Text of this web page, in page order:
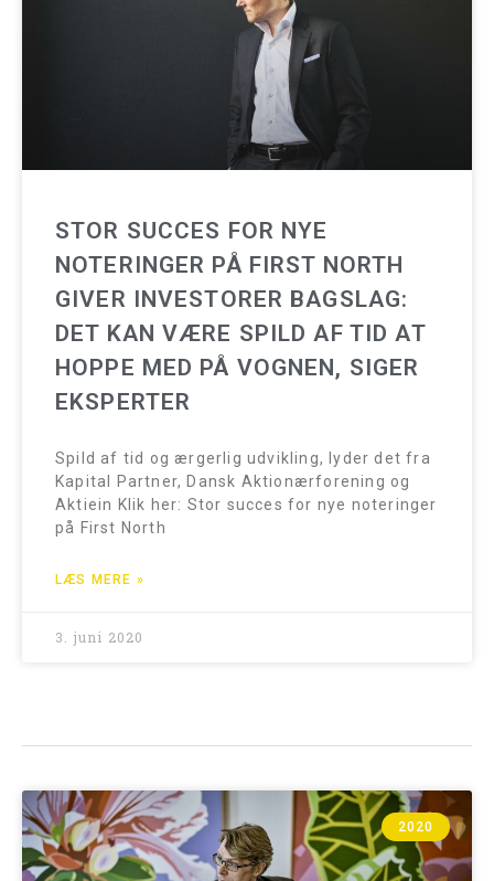
STOR SUCCES FOR NYE
NOTERINGER PÅ FIRST NORTH
GIVER INVESTORER BAGSLAG:
DET KAN VÆRE SPILD AF TID AT
HOPPE MED PÅ VOGNEN, SIGER
EKSPERTER
Spild af tid og ærgerlig udvikling, lyder det fra
Kapital Partner, Dansk Aktionærforening og
Aktiein Klik her: Stor succes for nye noteringer
på First North
LÆS MERE »
3. juni 2020
2020